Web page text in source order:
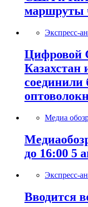
маршруты
Экспресс-
Цифровой
Казахстан
соединили
Медиа
до 16:00 5
Экспресс-
Вводится